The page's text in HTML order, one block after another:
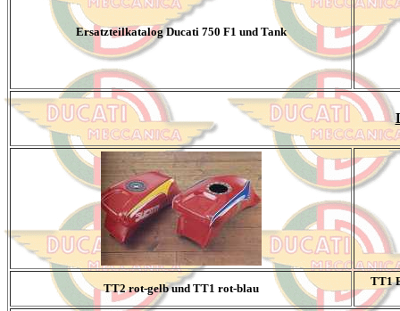
Ersatzteilkatalog Ducati 750 F1 und Tank
TT2 rot-gelb und TT1 rot-blau
TT1